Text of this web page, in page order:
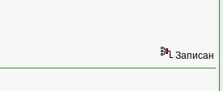
Записан